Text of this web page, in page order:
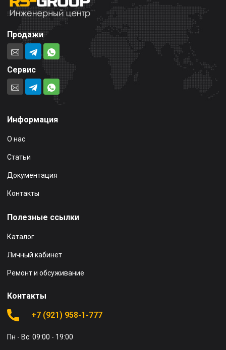
Продажи
Сервис
Информация
О нас
Статьи
Документация
Контакты
Полезные ссылки
Каталог
Личный кабинет
Ремонт и обсуживание
Контакты
+7 (921) 958-1-777
Пн - Вс: 09:00 - 19:00